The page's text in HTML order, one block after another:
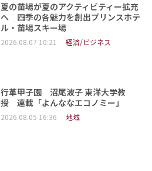
夏の苗場が夏のアクティビティー拡充
へ 四季の各魅力を創出プリンスホテ
ル・苗場スキー場
2026.08.07 10:21 経済/ビジネス
行革甲子園 沼尾波子 東洋大学教
授 連載「よんななエコノミー」
2026.08.05 16:36 地域